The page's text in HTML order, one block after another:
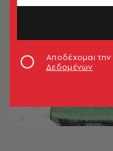
Αποδέχομαι την
Δεδομένων